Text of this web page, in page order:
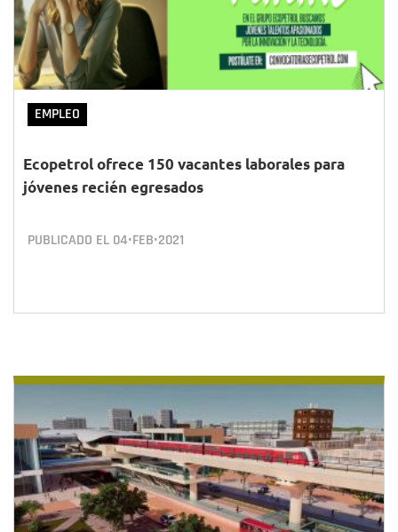
EMPLEO
Ecopetrol ofrece 150 vacantes laborales para
jóvenes recién egresados
PUBLICADO EL 04•FEB•2021